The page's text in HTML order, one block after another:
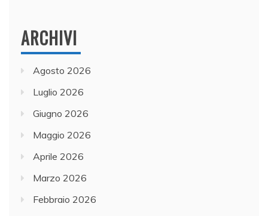
ARCHIVI
Agosto 2026
Luglio 2026
Giugno 2026
Maggio 2026
Aprile 2026
Marzo 2026
Febbraio 2026